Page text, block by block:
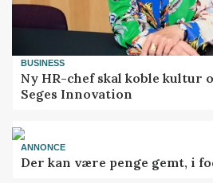
BUSINESS
Ny HR-chef skal koble kultur
Seges Innovation
ANNONCE
Der kan være penge gemt, i